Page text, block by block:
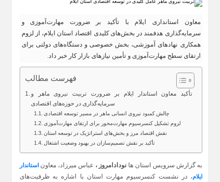
معاون استانداری ایلام با تأکید بر ضرورت مهارت‌آموزی و
سرمایه‌گذاری هدفمند در بخش‌های کلیدی اقتصاد استان ایلام، از لزوم
همکاری نهادهای آموزشی، بخش خصوصی و دستگاه‌های دولتی برای
ارتقای سطح مهارت‌آموزی و تأمین نیازهای بازار کار خبر داد.
فهرست مطالب
تأکید معاون استاندار ایلام بر ضرورت تربیت نیروی ماهر و
سرمایه‌گذاری در حوزه‌های اقتصادی
چالش کمبود نیروی انسانی ماهر در مسیر توسعه اقتصادی
لزوم تشکیل کنسرسیوم مهارت‌محور برای ارتقای مهارت‌آموزی
نقش اقتصاد مرز و بخش‌های استراتژیک در توسعه استان
تأکید بر نقش تصمیم‌سازان در بهبود وضعیت اشتغال
به گزارش سرویس استان ها نودادامروز ، عباس میرزاد، معاون استاندار
ایلام، در نشست کنسرسیوم مهارت استان با اشاره به ظرفیت‌های